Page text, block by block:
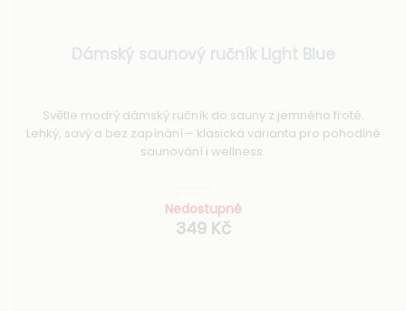
Dámský saunový ručník Light Blue
Světle modrý dámský ručník do sauny z jemného froté.
Lehký, savý a bez zapínání – klasická varianta pro pohodlné
saunování i wellness.
Nedostupné
349 Kč